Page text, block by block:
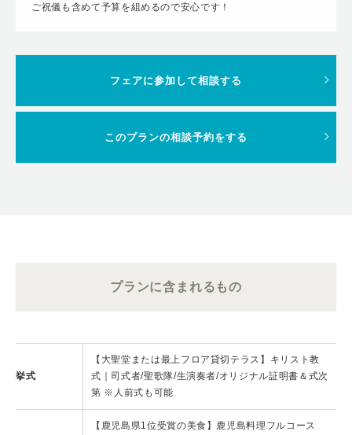
ご祝儀も含めて予算を組めるので安心です！
フェアに参加して相談する
このプランの相談予約をする
プランに含まれるもの
挙式
【大聖堂または最上フロア貸切テラス】キリスト教
式｜司式者/聖歌隊/生演奏者/オリジナル証明書＆式次
第 ※人前式も可能
【鹿児島県1位受賞の美食】鹿児島料理フルコース